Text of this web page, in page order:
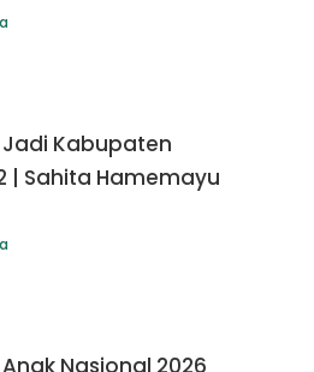
Kabupaten
| Sahita Hamemayu
Nasional 2026